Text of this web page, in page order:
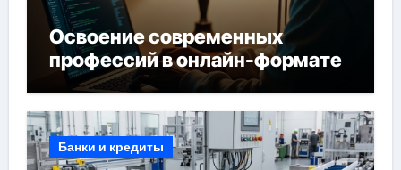
Освоение современных
профессий в онлайн-формате
Банки и кредиты